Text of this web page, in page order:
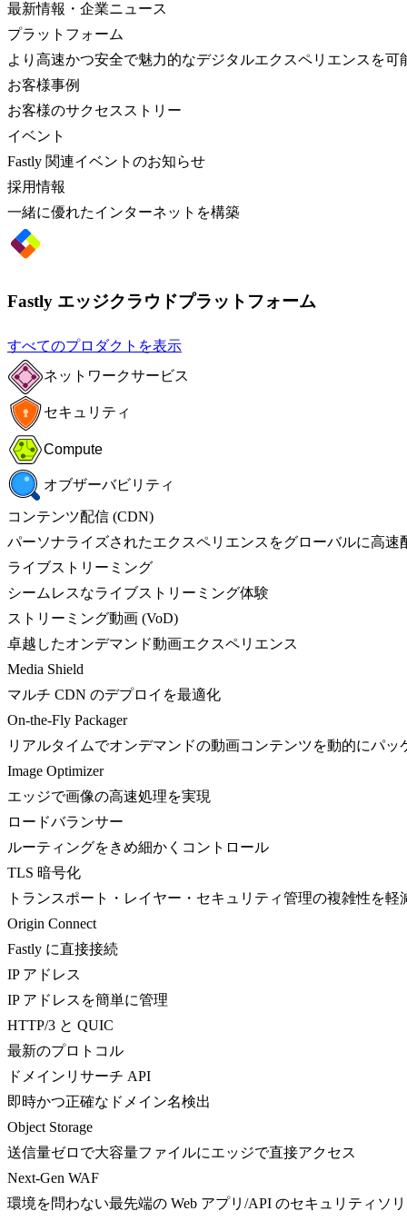
最新情報・企業ニュース
プラットフォーム
より高速かつ安全で魅力的なデジタルエクスペリエンスを可
お客様事例
お客様のサクセスストリー
イベント
Fastly 関連イベントのお知らせ
採用情報
一緒に優れたインターネットを構築
Fastly エッジクラウドプラットフォーム
すべてのプロダクトを表示
ネットワークサービス
セキュリティ
Compute
オブザーバビリティ
コンテンツ配信 (CDN)
パーソナライズされたエクスペリエンスをグローバルに高速
ライブストリーミング
シームレスなライブストリーミング体験
ストリーミング動画 (VoD)
卓越したオンデマンド動画エクスペリエンス
Media Shield
マルチ CDN のデプロイを最適化
On-the-Fly Packager
リアルタイムでオンデマンドの動画コンテンツを動的にパッ
Image Optimizer
エッジで画像の高速処理を実現
ロードバランサー
ルーティングをきめ細かくコントロール
TLS 暗号化
トランスポート・レイヤー・セキュリティ管理の複雑性を軽
Origin Connect
Fastly に直接接続
IP アドレス
IP アドレスを簡単に管理
HTTP/3 と QUIC
最新のプロトコル
ドメインリサーチ API
即時かつ正確なドメイン名検出
Object Storage
送信量ゼロで大容量ファイルにエッジで直接アクセス
Next-Gen WAF
環境を問わない最先端の Web アプリ/API のセキュリティソ